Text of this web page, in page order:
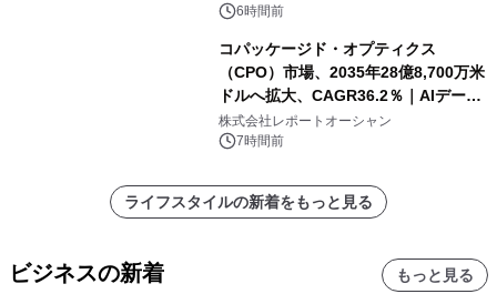
6時間前
コパッケージド・オプティクス
（CPO）市場、2035年28億8,700万米
ドルへ拡大、CAGR36.2％｜AIデータ
センター・高速光通信需要が成長を加
速
株式会社レポートオーシャン
7時間前
ライフスタイルの新着をもっと見る
ビジネスの新着 もっと見る